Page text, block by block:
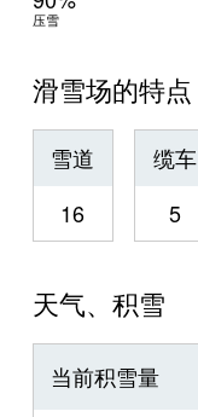
压雪
滑雪场的特点
雪道
16
缆车
5
天气、积雪
当前积雪量